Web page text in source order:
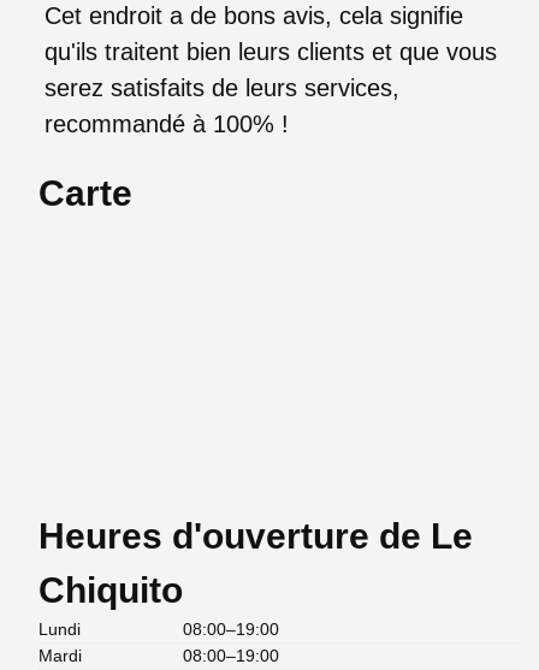
Cet endroit a de bons avis, cela signifie
qu'ils traitent bien leurs clients et que vous
serez satisfaits de leurs services,
recommandé à 100% !
Carte
Heures d'ouverture de Le
Chiquito
Lundi
08:00–19:00
Mardi
08:00–19:00